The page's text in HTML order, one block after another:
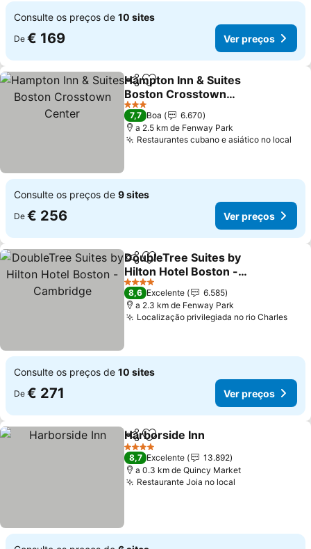
Consulte os preços de 10 sites
De € 169 Ver preços
PartilharAdicionar aos favoritos
Hampton Inn & Suites
Boston Crosstown
Center
Ver preços
3 Estrelas
7,7 Boa
6.670
a 2.5 km de Fenway Park
Restaurantes cubano e asiático no local
Consulte os preços de 9 sites
De € 256 Ver preços
PartilharAdicionar aos favoritos
DoubleTree Suites by
Hilton Hotel Boston -
Cambridge
Ver preços
4 Estrelas
8,6 Excelente
6.585
a 2.3 km de Fenway Park
Localização privilegiada no rio CharlesVer
Consulte os preços de 10 sites
De € 271 Ver preços
PartilharAdicionar aos favoritos
Harborside Inn
4 Estrelas
8,7 Excelente
13.892
a 0.3 km de Quincy Market
Restaurante Joia no local